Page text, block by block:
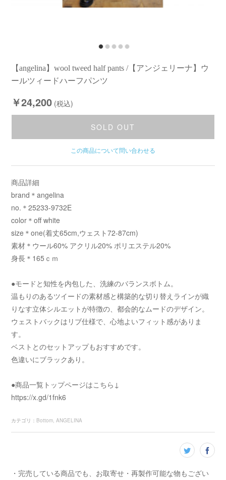
【angelina】wool tweed half pants /【アンジェリーナ】ウ
ールツィードハーフパンツ
￥24,200 (税込)
SOLD OUT
この商品について問い合わせる
商品詳細
brand＊angelina
no.＊25233-9732E
color＊off white
size＊one(着丈65cm,ウェスト72-87cm)
素材＊ウール60% アクリル20% ポリエステル20%
身長＊165ｃｍ
●モードと知性を内包した、洗練のバランスボトム。
温もりのあるツイードの素材感と構築的な切り替えラインが織
りなす立体シルエットが特徴の、都会的なムードのデザイン。
ウェストバックはリブ仕様で、心地よいフィット感がありま
す。
ベストとのセットアップもおすすめです。
色違いにブラックあり。
●商品一覧トップページはこちら↓
https://x.gd/1fnk6
カテゴリ ： Bottom ANGELINA
・完売している商品でも、お取寄せ・再製作可能な物もござい